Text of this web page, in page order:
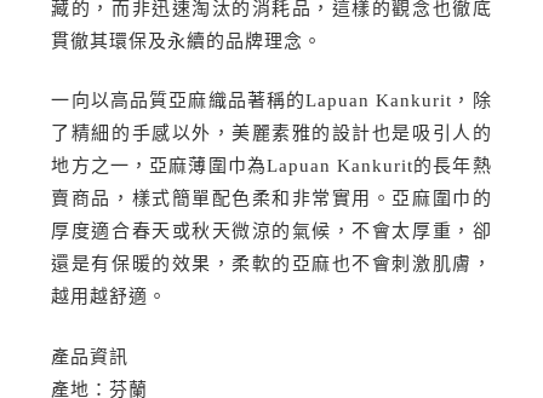
藏的，而非迅速淘汰的消耗品，這樣的觀念也徹底
貫徹其環保及永續的品牌理念。
一向以高品質亞麻織品著稱的Lapuan Kankurit，除
了精細的手感以外，美麗素雅的設計也是吸引人的
地方之一，亞麻薄圍巾為Lapuan Kankurit的長年熱
賣商品，樣式簡單配色柔和非常實用。亞麻圍巾的
厚度適合春天或秋天微涼的氣候，不會太厚重，卻
還是有保暖的效果，柔軟的亞麻也不會刺激肌膚，
越用越舒適。
產品資訊
產地：芬蘭